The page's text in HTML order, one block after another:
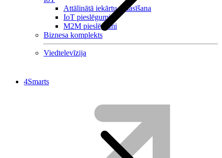
Attālinātā iekārtu nolasīšana
IoT pieslēgumi
M2M pieslēgumi
Biznesa komplekts
Viedtelevīzija
4Smarts